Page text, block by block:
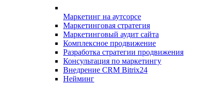
Маркетинг на аутсорсе
Маркетинговая стратегия
Маркетинговый аудит сайта
Комплексное продвижение
Разработка стратегии продвижения
Консультация по маркетингу
Внедрение CRM Bitrix24
Нейминг